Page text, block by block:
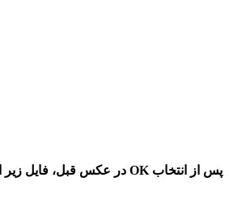
پس از انتخاب OK در عکس قبل، فایل زیر ایجاد خواهد شد